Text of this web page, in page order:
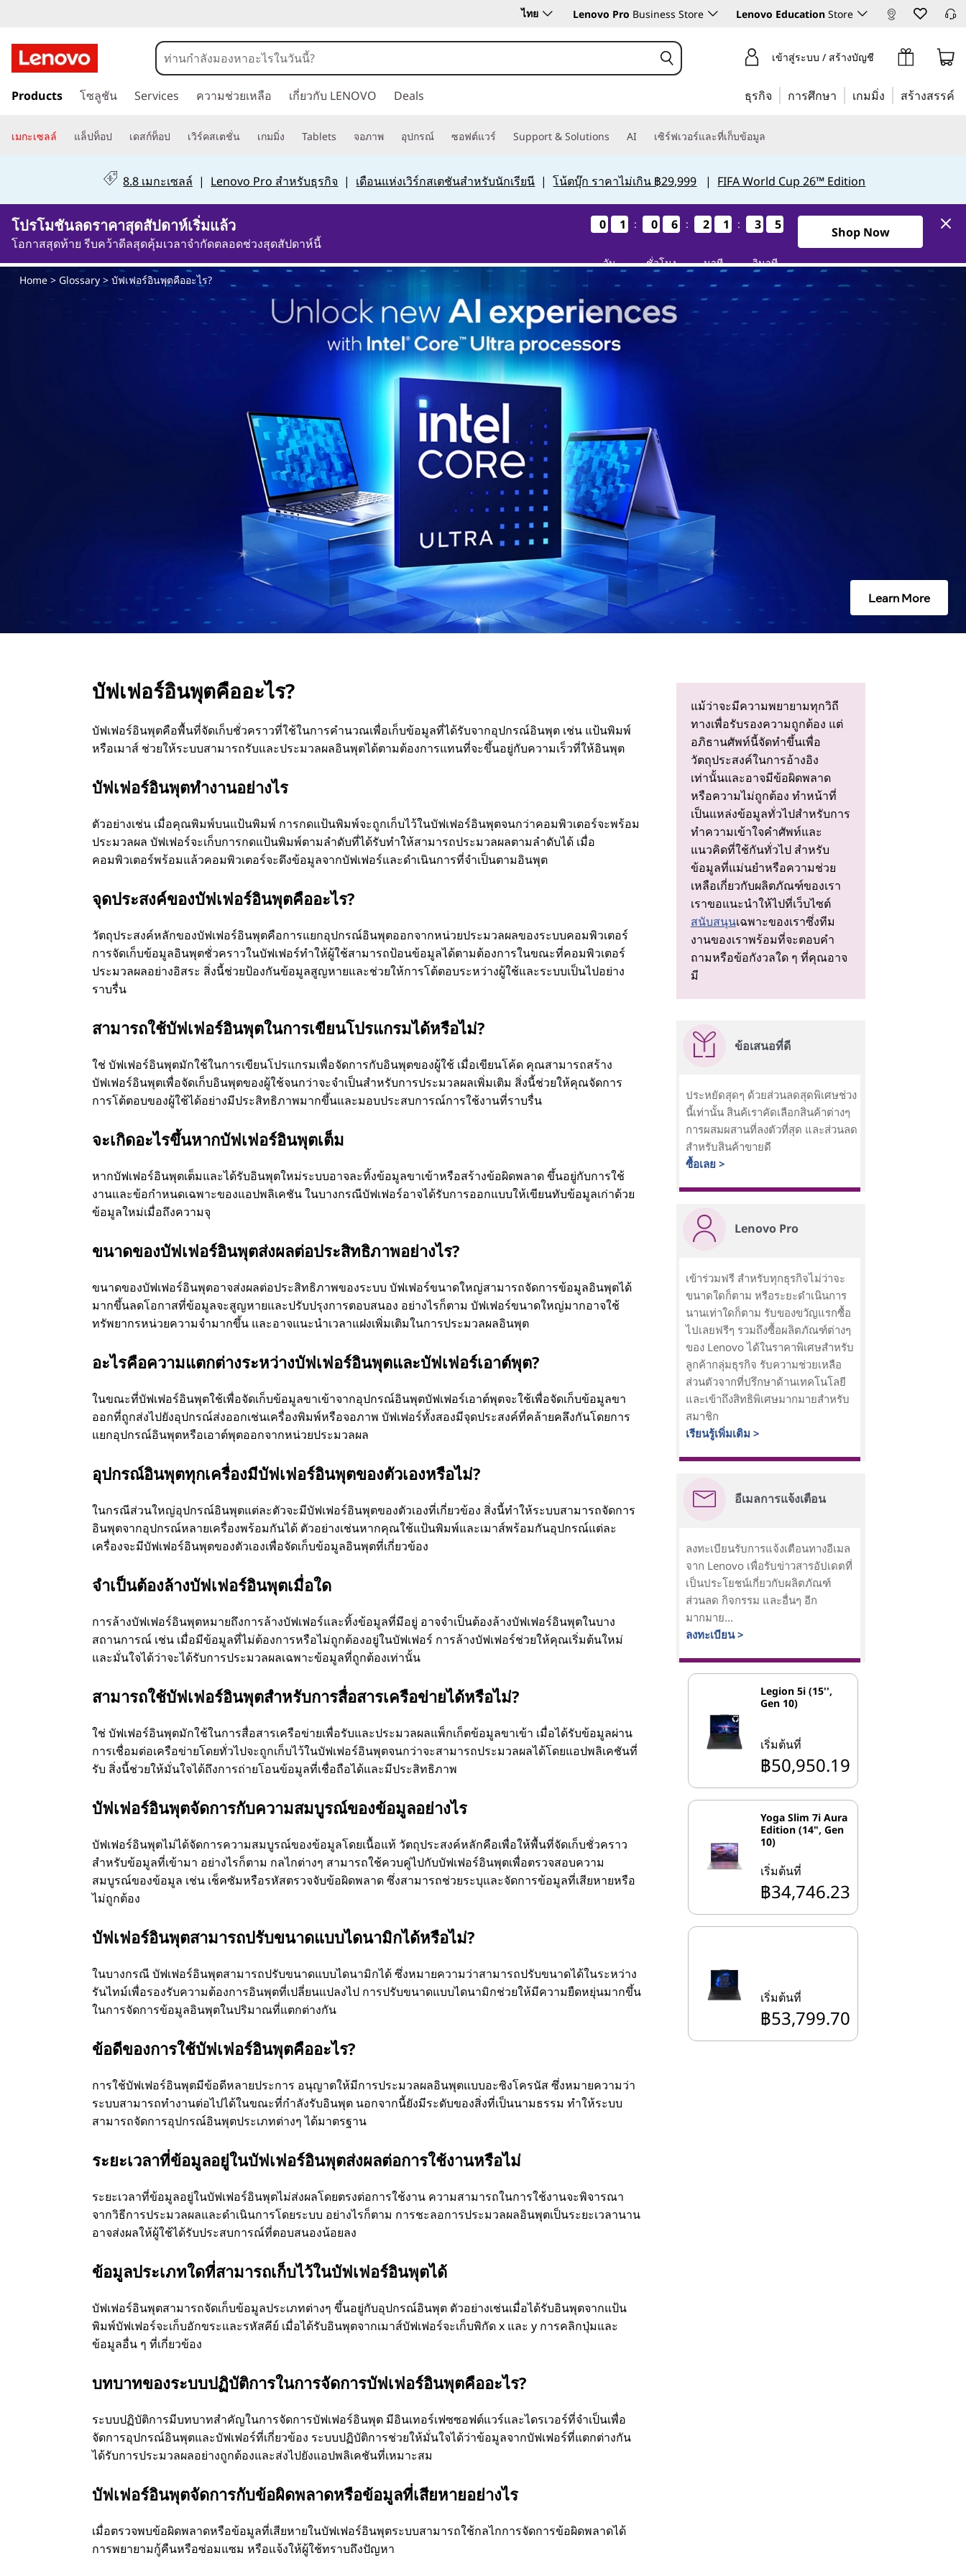
ฟ
ฟ
ร์
อิ
น
ไทย Lenovo Pro Business Store Lenovo Education Store
า
ไ
นื้
อ
ห
า
เข้าสู่ระบบ / สร้างบัญชี
Products โซลูชัน Services ความช่วยเหลือ เกี่ยวกับ LENOVO Deals ธุรกิจ การศึกษา เกมมิ่ง สร้างสรรค์
เมกะเซลล์ แล็ปท็อป เดสก์ท็อป เวิร์คสเตชั่น เกมมิ่ง Tablets จอภาพ อุปกรณ์ ซอฟต์แวร์ Support & Solutions AI เซิร์ฟเวอร์และที่เก็บข้อมูล
8.8 เมกะเซลล์ | Lenovo Pro สำหรับธุรกิจ | เดือนแห่งเวิร์กสเตชันสำหรับนักเรียนี |โน้ตบุ๊ก ราคาไม่เกิน ฿29,999 | FIFA World Cup 26™ Edition
โปรโมชันลดราคาสุดสัปดาห์เริ่มแล้ว
โอกาสสุดท้าย รีบคว้าดีลสุดคุ้มเวลาจำกัดตลอดช่วงสุดสัปดาห์นี้
0
0
0
0 1
1
1
1
วัน
: 0
0
0
0 6
6
6
6
ชั่วโมง
: 2
2
2
2 1
1
1
1
นาที
: 3
3
3
3 4
3
4
3
วินาที
1วัน6ชั่วโมง21นาที33วินาที
Shop Now
Home> Glossary> บัฟเฟอร์อินพุตคืออะไร?
Learn More
บัฟเฟอร์อินพุตคืออะไร?
บัฟเฟอร์อินพุตคือพื้นที่จัดเก็บชั่วคราวที่ใช้ในการคํานวณเพื่อเก็บข้อมูลที่ได้รับจากอุปกรณ์อินพุต เช่น แป้นพิมพ์
หรือเมาส์ ช่วยให้ระบบสามารถรับและประมวลผลอินพุตได้ตามต้องการแทนที่จะขึ้นอยู่กับความเร็วที่ให้อินพุต
บัฟเฟอร์อินพุตทํางานอย่างไร
ตัวอย่างเช่น เมื่อคุณพิมพ์บนแป้นพิมพ์ การกดแป้นพิมพ์จะถูกเก็บไว้ในบัฟเฟอร์อินพุตจนกว่าคอมพิวเตอร์จะพร้อม
ประมวลผล บัฟเฟอร์จะเก็บการกดแป้นพิมพ์ตามลําดับที่ได้รับทําให้สามารถประมวลผลตามลําดับได้ เมื่อ
คอมพิวเตอร์พร้อมแล้วคอมพิวเตอร์จะดึงข้อมูลจากบัฟเฟอร์และดําเนินการที่จําเป็นตามอินพุต
จุดประสงค์ของบัฟเฟอร์อินพุตคืออะไร?
วัตถุประสงค์หลักของบัฟเฟอร์อินพุตคือการแยกอุปกรณ์อินพุตออกจากหน่วยประมวลผลของระบบคอมพิวเตอร์
การจัดเก็บข้อมูลอินพุตชั่วคราวในบัฟเฟอร์ทําให้ผู้ใช้สามารถป้อนข้อมูลได้ตามต้องการในขณะที่คอมพิวเตอร์
ประมวลผลอย่างอิสระ สิ่งนี้ช่วยป้องกันข้อมูลสูญหายและช่วยให้การโต้ตอบระหว่างผู้ใช้และระบบเป็นไปอย่าง
ราบรื่น
สามารถใช้บัฟเฟอร์อินพุตในการเขียนโปรแกรมได้หรือไม่?
ใช่ บัฟเฟอร์อินพุตมักใช้ในการเขียนโปรแกรมเพื่อจัดการกับอินพุตของผู้ใช้ เมื่อเขียนโค้ด คุณสามารถสร้าง
บัฟเฟอร์อินพุตเพื่อจัดเก็บอินพุตของผู้ใช้จนกว่าจะจําเป็นสําหรับการประมวลผลเพิ่มเติม สิ่งนี้ช่วยให้คุณจัดการ
การโต้ตอบของผู้ใช้ได้อย่างมีประสิทธิภาพมากขึ้นและมอบประสบการณ์การใช้งานที่ราบรื่น
จะเกิดอะไรขึ้นหากบัฟเฟอร์อินพุตเต็ม
หากบัฟเฟอร์อินพุตเต็มและได้รับอินพุตใหม่ระบบอาจละทิ้งข้อมูลขาเข้าหรือสร้างข้อผิดพลาด ขึ้นอยู่กับการใช้
งานและข้อกําหนดเฉพาะของแอปพลิเคชัน ในบางกรณีบัฟเฟอร์อาจได้รับการออกแบบให้เขียนทับข้อมูลเก่าด้วย
ข้อมูลใหม่เมื่อถึงความจุ
ขนาดของบัฟเฟอร์อินพุตส่งผลต่อประสิทธิภาพอย่างไร?
ขนาดของบัฟเฟอร์อินพุตอาจส่งผลต่อประสิทธิภาพของระบบ บัฟเฟอร์ขนาดใหญ่สามารถจัดการข้อมูลอินพุตได้
มากขึ้นลดโอกาสที่ข้อมูลจะสูญหายและปรับปรุงการตอบสนอง อย่างไรก็ตาม บัฟเฟอร์ขนาดใหญ่มากอาจใช้
ทรัพยากรหน่วยความจํามากขึ้น และอาจแนะนําเวลาแฝงเพิ่มเติมในการประมวลผลอินพุต
อะไรคือความแตกต่างระหว่างบัฟเฟอร์อินพุตและบัฟเฟอร์เอาต์พุต?
ในขณะที่บัฟเฟอร์อินพุตใช้เพื่อจัดเก็บข้อมูลขาเข้าจากอุปกรณ์อินพุตบัฟเฟอร์เอาต์พุตจะใช้เพื่อจัดเก็บข้อมูลขา
ออกที่ถูกส่งไปยังอุปกรณ์ส่งออกเช่นเครื่องพิมพ์หรือจอภาพ บัฟเฟอร์ทั้งสองมีจุดประสงค์ที่คล้ายคลึงกันโดยการ
แยกอุปกรณ์อินพุตหรือเอาต์พุตออกจากหน่วยประมวลผล
อุปกรณ์อินพุตทุกเครื่องมีบัฟเฟอร์อินพุตของตัวเองหรือไม่?
ในกรณีส่วนใหญ่อุปกรณ์อินพุตแต่ละตัวจะมีบัฟเฟอร์อินพุตของตัวเองที่เกี่ยวข้อง สิ่งนี้ทําให้ระบบสามารถจัดการ
อินพุตจากอุปกรณ์หลายเครื่องพร้อมกันได้ ตัวอย่างเช่นหากคุณใช้แป้นพิมพ์และเมาส์พร้อมกันอุปกรณ์แต่ละ
เครื่องจะมีบัฟเฟอร์อินพุตของตัวเองเพื่อจัดเก็บข้อมูลอินพุตที่เกี่ยวข้อง
จําเป็นต้องล้างบัฟเฟอร์อินพุตเมื่อใด
การล้างบัฟเฟอร์อินพุตหมายถึงการล้างบัฟเฟอร์และทิ้งข้อมูลที่มีอยู่ อาจจําเป็นต้องล้างบัฟเฟอร์อินพุตในบาง
สถานการณ์ เช่น เมื่อมีข้อมูลที่ไม่ต้องการหรือไม่ถูกต้องอยู่ในบัฟเฟอร์ การล้างบัฟเฟอร์ช่วยให้คุณเริ่มต้นใหม่
และมั่นใจได้ว่าจะได้รับการประมวลผลเฉพาะข้อมูลที่ถูกต้องเท่านั้น
สามารถใช้บัฟเฟอร์อินพุตสําหรับการสื่อสารเครือข่ายได้หรือไม่?
ใช่ บัฟเฟอร์อินพุตมักใช้ในการสื่อสารเครือข่ายเพื่อรับและประมวลผลแพ็กเก็ตข้อมูลขาเข้า เมื่อได้รับข้อมูลผ่าน
การเชื่อมต่อเครือข่ายโดยทั่วไปจะถูกเก็บไว้ในบัฟเฟอร์อินพุตจนกว่าจะสามารถประมวลผลได้โดยแอปพลิเคชันที่
รับ สิ่งนี้ช่วยให้มั่นใจได้ถึงการถ่ายโอนข้อมูลที่เชื่อถือได้และมีประสิทธิภาพ
บัฟเฟอร์อินพุตจัดการกับความสมบูรณ์ของข้อมูลอย่างไร
บัฟเฟอร์อินพุตไม่ได้จัดการความสมบูรณ์ของข้อมูลโดยเนื้อแท้ วัตถุประสงค์หลักคือเพื่อให้พื้นที่จัดเก็บชั่วคราว
สําหรับข้อมูลที่เข้ามา อย่างไรก็ตาม กลไกต่างๆ สามารถใช้ควบคู่ไปกับบัฟเฟอร์อินพุตเพื่อตรวจสอบความ
สมบูรณ์ของข้อมูล เช่น เช็คซัมหรือรหัสตรวจจับข้อผิดพลาด ซึ่งสามารถช่วยระบุและจัดการข้อมูลที่เสียหายหรือ
ไม่ถูกต้อง
บัฟเฟอร์อินพุตสามารถปรับขนาดแบบไดนามิกได้หรือไม่?
ในบางกรณี บัฟเฟอร์อินพุตสามารถปรับขนาดแบบไดนามิกได้ ซึ่งหมายความว่าสามารถปรับขนาดได้ในระหว่าง
รันไทม์เพื่อรองรับความต้องการอินพุตที่เปลี่ยนแปลงไป การปรับขนาดแบบไดนามิกช่วยให้มีความยืดหยุ่นมากขึ้น
ในการจัดการข้อมูลอินพุตในปริมาณที่แตกต่างกัน
ข้อดีของการใช้บัฟเฟอร์อินพุตคืออะไร?
การใช้บัฟเฟอร์อินพุตมีข้อดีหลายประการ อนุญาตให้มีการประมวลผลอินพุตแบบอะซิงโครนัส ซึ่งหมายความว่า
ระบบสามารถทํางานต่อไปได้ในขณะที่กําลังรับอินพุต นอกจากนี้ยังมีระดับของสิ่งที่เป็นนามธรรม ทําให้ระบบ
สามารถจัดการอุปกรณ์อินพุตประเภทต่างๆ ได้มาตรฐาน
ระยะเวลาที่ข้อมูลอยู่ในบัฟเฟอร์อินพุตส่งผลต่อการใช้งานหรือไม่
ระยะเวลาที่ข้อมูลอยู่ในบัฟเฟอร์อินพุตไม่ส่งผลโดยตรงต่อการใช้งาน ความสามารถในการใช้งานจะพิจารณา
จากวิธีการประมวลผลและดําเนินการโดยระบบ อย่างไรก็ตาม การชะลอการประมวลผลอินพุตเป็นระยะเวลานาน
อาจส่งผลให้ผู้ใช้ได้รับประสบการณ์ที่ตอบสนองน้อยลง
ข้อมูลประเภทใดที่สามารถเก็บไว้ในบัฟเฟอร์อินพุตได้
บัฟเฟอร์อินพุตสามารถจัดเก็บข้อมูลประเภทต่างๆ ขึ้นอยู่กับอุปกรณ์อินพุต ตัวอย่างเช่นเมื่อได้รับอินพุตจากแป้น
พิมพ์บัฟเฟอร์จะเก็บอักขระและรหัสคีย์ เมื่อได้รับอินพุตจากเมาส์บัฟเฟอร์จะเก็บพิกัด x และ y การคลิกปุ่มและ
ข้อมูลอื่น ๆ ที่เกี่ยวข้อง
บทบาทของระบบปฏิบัติการในการจัดการบัฟเฟอร์อินพุตคืออะไร?
ระบบปฏิบัติการมีบทบาทสําคัญในการจัดการบัฟเฟอร์อินพุต มีอินเทอร์เฟซซอฟต์แวร์และไดรเวอร์ที่จําเป็นเพื่อ
จัดการอุปกรณ์อินพุตและบัฟเฟอร์ที่เกี่ยวข้อง ระบบปฏิบัติการช่วยให้มั่นใจได้ว่าข้อมูลจากบัฟเฟอร์ที่แตกต่างกัน
ได้รับการประมวลผลอย่างถูกต้องและส่งไปยังแอปพลิเคชันที่เหมาะสม
บัฟเฟอร์อินพุตจัดการกับข้อผิดพลาดหรือข้อมูลที่เสียหายอย่างไร
เมื่อตรวจพบข้อผิดพลาดหรือข้อมูลที่เสียหายในบัฟเฟอร์อินพุตระบบสามารถใช้กลไกการจัดการข้อผิดพลาดได้
การพยายามกู้คืนหรือซ่อมแซม หรือแจ้งให้ผู้ใช้ทราบถึงปัญหา
แม้ว่าจะมีความพยายามทุกวิถี
ทางเพื่อรับรองความถูกต้อง แต่
อภิธานศัพท์นี้จัดทําขึ้นเพื่อ
วัตถุประสงค์ในการอ้างอิง
เท่านั้นและอาจมีข้อผิดพลาด
หรือความไม่ถูกต้อง ทําหน้าที่
เป็นแหล่งข้อมูลทั่วไปสําหรับการ
ทําความเข้าใจคําศัพท์และ
แนวคิดที่ใช้กันทั่วไป สําหรับ
ข้อมูลที่แม่นยําหรือความช่วย
เหลือเกี่ยวกับผลิตภัณฑ์ของเรา
เราขอแนะนําให้ไปที่เว็บไซต์
สนับสนุนเฉพาะของเราซึ่งทีม
งานของเราพร้อมที่จะตอบคํา
ถามหรือข้อกังวลใด ๆ ที่คุณอาจ
มี
ข้อเสนอที่ดี
ประหยัดสุดๆ ด้วยส่วนลดสุดพิเศษช่วง
นี้เท่านั้น สินค้เราคัดเลือกสินค้าต่างๆ
การผสมผสานที่ลงตัวที่สุด และส่วนลด
สำหรับสินค้าขายดี
ซื้อเลย >
Lenovo Pro
เข้าร่วมฟรี สำหรับทุกธุรกิจไม่ว่าจะ
ขนาดใดก็ตาม หรือระยะดำเนินการ
นานเท่าใดก็ตาม รับของขวัญแรกซื้อ
ไปเลยฟรีๆ รวมถึงซื้อผลิตภัณฑ์ต่างๆ
ของ Lenovo ได้ในราคาพิเศษสำหรับ
ลูกค้ากลุ่มธุรกิจ รับความช่วยเหลือ
ส่วนตัวจากที่ปรึกษาด้านเทคโนโลยี
และเข้าถึงสิทธิพิเศษมากมายสำหรับ
สมาชิก
เรียนรู้เพิ่มเติม >
อีเมลการแจ้งเตือน
ลงทะเบียนรับการแจ้งเตือนทางอีเมล
จาก Lenovo เพื่อรับข่าวสารอัปเดตที่
เป็นประโยชน์เกี่ยวกับผลิตภัณฑ์
ส่วนลด กิจกรรม และอื่นๆ อีก
มากมาย...
ลงทะเบียน >
Legion 5i (15'',
Gen 10)
เริ่มต้นที่
฿50,950.19
Yoga Slim 7i Aura
Edition (14", Gen
10)
เริ่มต้นที่
฿34,746.23
เริ่มต้นที่
฿53,799.70